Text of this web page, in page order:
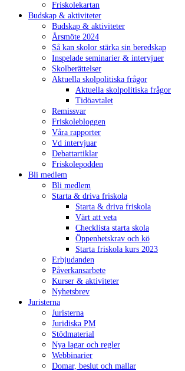
Friskolekartan
Budskap & aktiviteter
Budskap & aktiviteter
Årsmöte 2024
Så kan skolor stärka sin beredskap
Inspelade seminarier & intervjuer
Skolberättelser
Aktuella skolpolitiska frågor
Aktuella skolpolitiska frågor
Tidöavtalet
Remissvar
Friskolebloggen
Våra rapporter
Vd intervjuar
Debattartiklar
Friskolepodden
Bli medlem
Bli medlem
Starta & driva friskola
Starta & driva friskola
Värt att veta
Checklista starta skola
Öppenhetskrav och kö
Starta friskola kurs 2023
Erbjudanden
Påverkansarbete
Kurser & aktiviteter
Nyhetsbrev
Juristerna
Juristerna
Juridiska PM
Stödmaterial
Nya lagar och regler
Webbinarier
Domar, beslut och mallar